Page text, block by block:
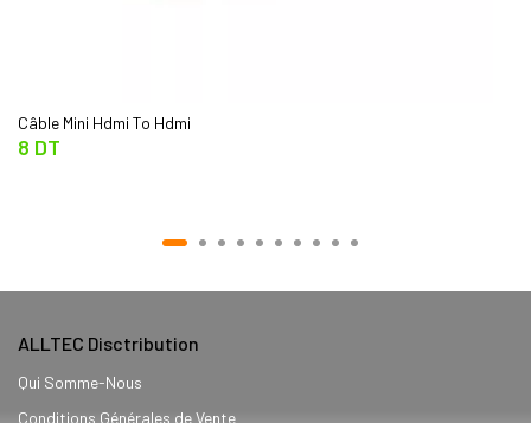
Câble Mini Hdmi To Hdmi
8 DT
ALLTEC Disctribution
Qui Somme-Nous
Conditions Générales de Vente